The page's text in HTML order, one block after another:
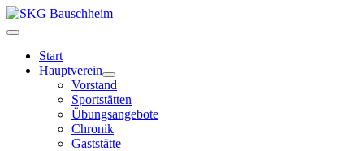
Start
Hauptverein
Vorstand
Sportstätten
Übungsangebote
Chronik
Gaststätte